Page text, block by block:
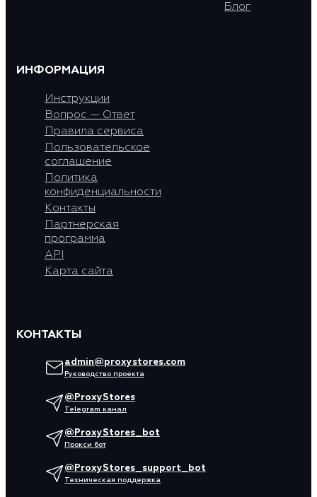
Блог
ИНФОРМАЦИЯ
Инструкции
Вопрос — Ответ
Правила сервиса
Пользовательское
соглашение
Политика
конфиденциальности
Контакты
Партнерская
программа
API
Карта сайта
КОНТАКТЫ
admin@proxystores.com
Руководство проекта
@ProxyStores
Telegram канал
@ProxyStores_bot
Прокси бот
@ProxyStores_support_bot
Техническая поддержка